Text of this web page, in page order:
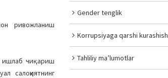
ривожланиш
ишлаб чиқариш
салоҳиятнинг
Gender tenglik
Korrupsiyaga qarshi kurashish
Tahliliy ma’lumotlar